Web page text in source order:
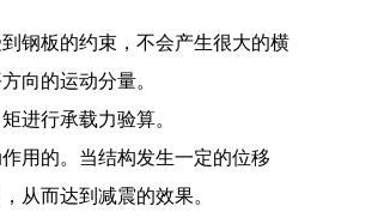
钢板的约束，不会产生很大的横
向的运动分量。
进行承载力验算。
用的。当结构发生一定的位移
从而达到减震的效果。